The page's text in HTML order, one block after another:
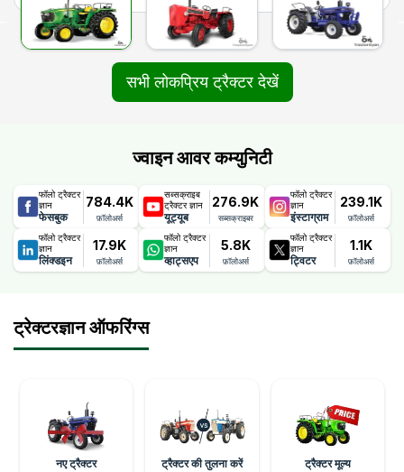
सभी लोकप्रिय ट्रैक्टर देखें
ज्वाइन आवर कम्युनिटी
फॉलो ट्रैक्टर
ज्ञान
फेसबुक
784.4K
फ़ॉलोअर्स
सब्सक्राइब
ट्रैक्टर ज्ञान
यूट्यूब
276.9K
सब्सक्राइबर
फॉलो ट्रैक्टर
ज्ञान
इंस्टाग्राम
239.1K
फ़ॉलोअर्स
फॉलो ट्रैक्टर
ज्ञान
लिंक्डइन
17.9K
फ़ॉलोअर्स
फॉलो ट्रैक्टर
ज्ञान
व्हाट्सएप
5.8K
फ़ॉलोअर्स
फॉलो ट्रैक्टर
ज्ञान
ट्विटर
1.1K
फ़ॉलोअर्स
ट्रेक्टरज्ञान ऑफरिंग्स
नए ट्रैक्टर ट्रैक्टर की तुलना करें ट्रैक्टर मूल्य